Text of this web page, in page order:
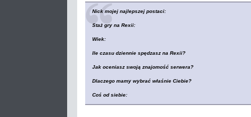
Nick mojej najlepszej postaci:
Staż gry na Rexii:
Wiek:
Ile czasu dziennie spędzasz na Rexii?
Jak oceniasz swoją znajomość serwera?
Dlaczego mamy wybrać właśnie Ciebie?
Coś od siebie: